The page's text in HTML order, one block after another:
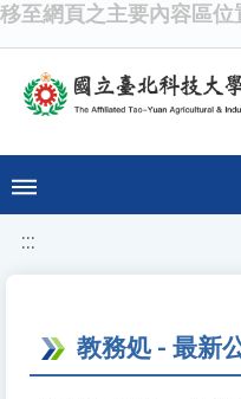
移至網頁之主要內容區位
:::
教務処 - 最新